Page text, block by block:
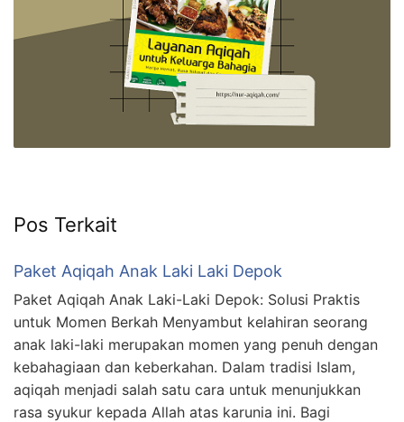
Pos Terkait
Paket Aqiqah Anak Laki Laki Depok
Paket Aqiqah Anak Laki-Laki Depok: Solusi Praktis
untuk Momen Berkah Menyambut kelahiran seorang
anak laki-laki merupakan momen yang penuh dengan
kebahagiaan dan keberkahan. Dalam tradisi Islam,
aqiqah menjadi salah satu cara untuk menunjukkan
rasa syukur kepada Allah atas karunia ini. Bagi